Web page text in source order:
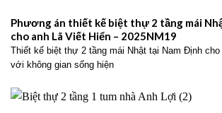
Phương án thiết kế biệt thự 2 tầng mái
cho anh Lã Viết Hiển – 2025NM19
Thiết kế biệt thự 2 tầng mái Nhật tại Nam Định cho
với không gian sống hiện